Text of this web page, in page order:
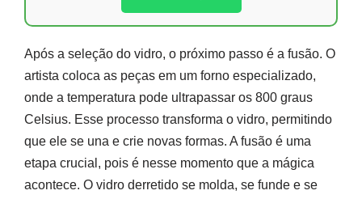
Após a seleção do vidro, o próximo passo é a fusão. O
artista coloca as peças em um forno especializado,
onde a temperatura pode ultrapassar os 800 graus
Celsius. Esse processo transforma o vidro, permitindo
que ele se una e crie novas formas. A fusão é uma
etapa crucial, pois é nesse momento que a mágica
acontece. O vidro derretido se molda, se funde e se